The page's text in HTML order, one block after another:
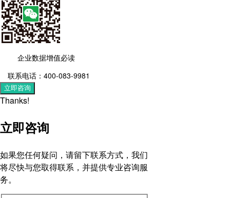
企业数据增值必读
联系电话：400-083-9981
立即咨询
Thanks!
立即咨询
如果您任何疑问，请留下联系方式，我们
将尽快与您取得联系，并提供专业咨询服
务。